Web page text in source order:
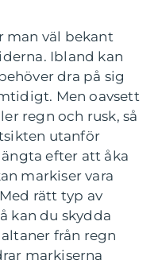
man väl bekant
Ibland kan
dra på sig
Men oavsett
regn och rusk, så
utanför
efter att åka
markiser vara
rätt typ av
kan du skydda
från regn
markiserna